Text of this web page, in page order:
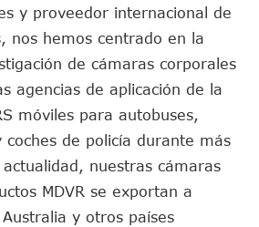
y proveedor internacional de
nos hemos centrado en la
de cámaras corporales
agencias de aplicación de la
móviles para autobuses,
de policía durante más
nuestras cámaras
MDVR se exportan a
y otros países